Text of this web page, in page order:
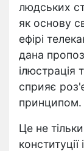
людських
як основу
ефірі
дана
ілюстрація
сприяє
принципом.
Це не